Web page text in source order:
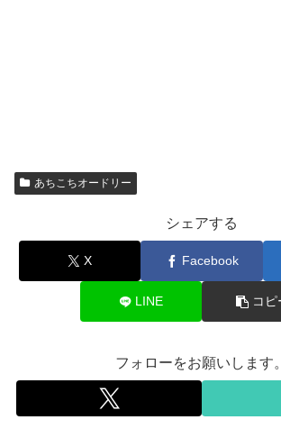
あちこちオードリー
シェアする
X Facebook
LINE コピ
フォローをお願いします。